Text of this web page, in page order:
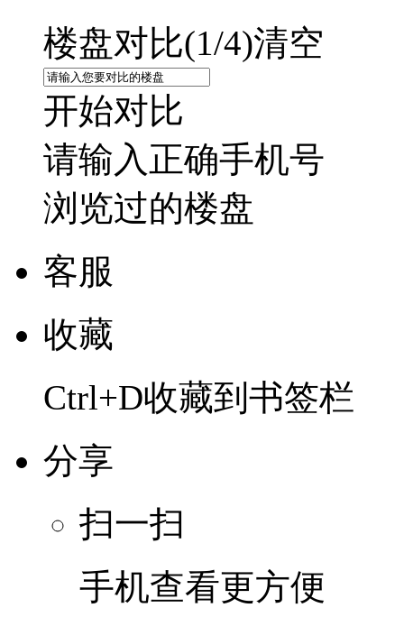
楼盘对比(1/4)清空
开始对比
请输入正确手机号
浏览过的楼盘
客服
收藏
Ctrl+D收藏到书签栏
分享
扫一扫
手机查看更方便